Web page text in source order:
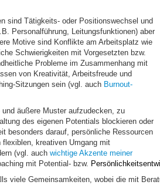
sind Tätigkeits- oder Positionswechsel und
Personalführung, Leitungsfunktionen) aber
Motive sind Konflikte am Arbeitsplatz wie
Schwierigkeiten mit Vorgesetzten bzw.
Probleme im Zusammenhang mit
von Kreativität, Arbeitsfreude und
Sitzungen sein (vgl. auch Burnout-
äußere Muster aufzudecken, zu
des eigenen Potentials blockieren oder
besonders darauf, persönliche Ressourcen
kreativen Umgang mit
(vgl. auch wichtige Akzente meiner
mit Potential- bzw.
viele Gemeinsamkeiten, wobei die mit